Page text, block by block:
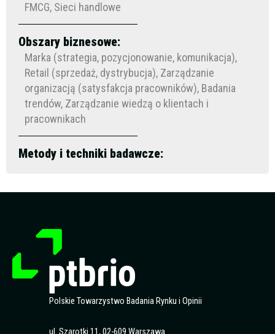
FMCG, Sieci handlowe
Obszary biznesowe:
Marka (strategia, pozycjonowanie, komunikacja),
Retail (sprzedaż, dystrybucja), Zarządzanie
organizacją (satysfakcja pracowników), Badania
trendów, Zarządzanie wiedzą o klientach i
pracownikach
Metody i techniki badawcze:
Polskie Towarzystwo Badania Rynku i Opinii